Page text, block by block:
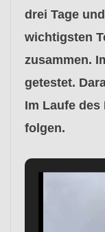
drei Tage
wichtigsten
zusammen.
getestet.
Im Laufe des
folgen.